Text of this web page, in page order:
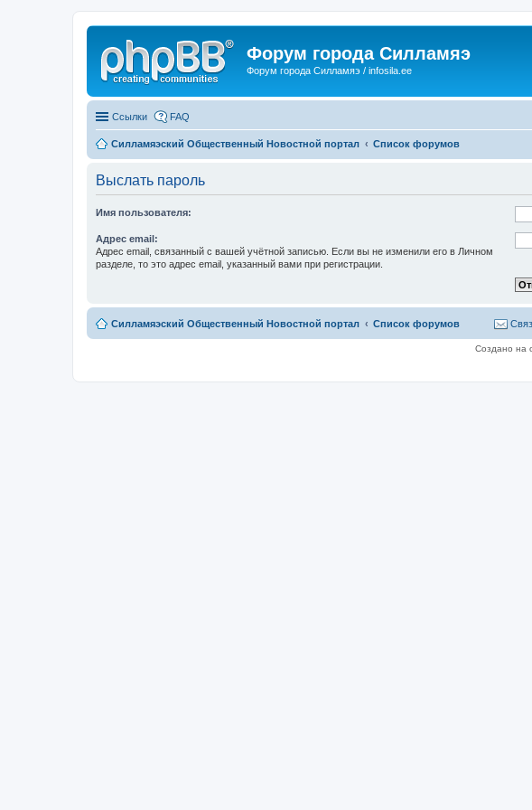
Форум города Силламяэ
Форум города Силламяэ / infosila.ee
Ссылки FAQ
Силламяэский Общественный Новостной портал Список форумов
Выслать пароль
Имя пользователя:
Адрес email:
Адрес email, связанный с вашей учётной записью. Если вы не изменили его в Личном
разделе, то это адрес email, указанный вами при регистрации.
Силламяэский Общественный Новостной портал Список форумов
Создано на